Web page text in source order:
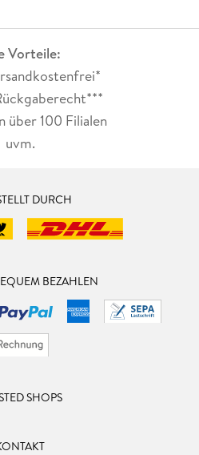
Vorteile:
über 100 Filialen
uvm.
DURCH
BEZAHLEN
SHOPS